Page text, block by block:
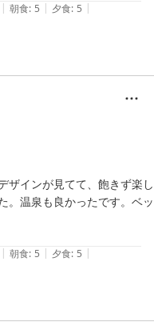
いました。どれも美味し
のペアリングも最高でした。
とした時間を過ごしまし
寄らずライブラリー経由お
っかり忘れてしまいました。
元の食材をふんだんに使い
ざわざお料理担当の笑顔の素
丁寧な対応に感激しました。
続きをし、チェックインの時
過すのもありかなと思いま
っていましたが、季節を変
います。次回はぜひとも
| 朝食: 5 | 夕食: 5 |
ザインが見てて、飽きず楽し
。温泉も良かったです。ベッ
| 朝食: 5 | 夕食: 5 |